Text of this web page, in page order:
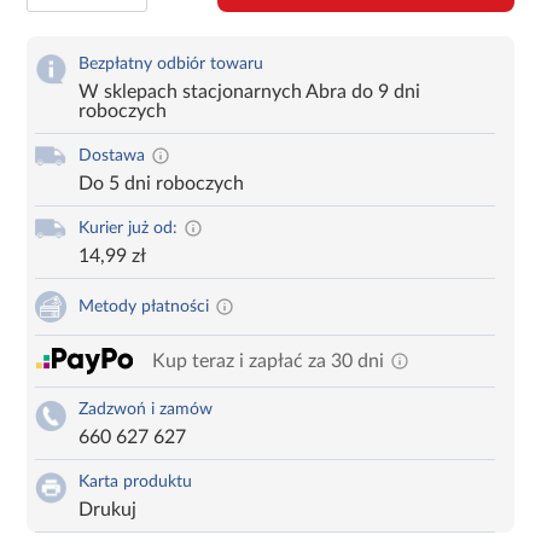
Bezpłatny odbiór towaru
W sklepach stacjonarnych Abra do 9 dni
roboczych
Dostawa
Do 5 dni roboczych
Kurier już od:
14,99 zł
Metody płatności
Kup teraz i zapłać za 30 dni
Zadzwoń i zamów
660 627 627
Karta produktu
Drukuj